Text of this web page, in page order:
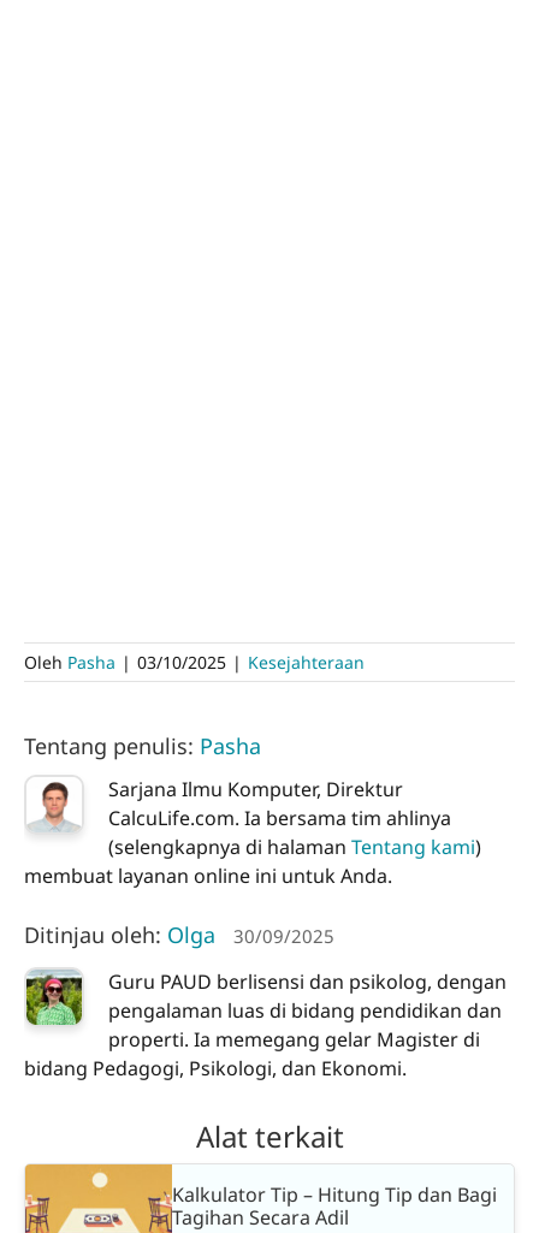
Oleh Pasha | 03/10/2025 | Kesejahteraan
Tentang penulis: Pasha
Sarjana Ilmu Komputer, Direktur
CalcuLife.com. Ia bersama tim ahlinya
(selengkapnya di halaman Tentang kami)
membuat layanan online ini untuk Anda.
Ditinjau oleh: Olga 30/09/2025
Guru PAUD berlisensi dan psikolog, dengan
pengalaman luas di bidang pendidikan dan
properti. Ia memegang gelar Magister di
bidang Pedagogi, Psikologi, dan Ekonomi.
Alat terkait
Kalkulator Tip – Hitung Tip dan Bagi
Tagihan Secara Adil